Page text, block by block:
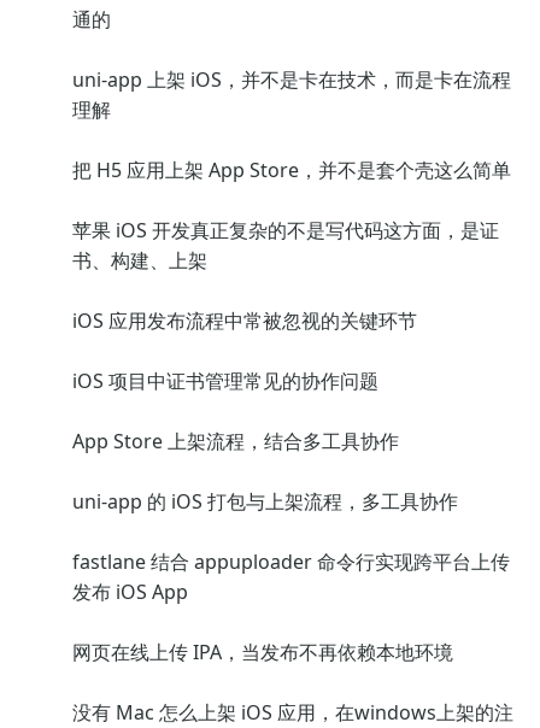
通的
uni-app 上架 iOS，并不是卡在技术，而是卡在流程
理解
把 H5 应用上架 App Store，并不是套个壳这么简单
苹果 iOS 开发真正复杂的不是写代码这方面，是证
书、构建、上架
iOS 应用发布流程中常被忽视的关键环节
iOS 项目中证书管理常见的协作问题
App Store 上架流程，结合多工具协作
uni-app 的 iOS 打包与上架流程，多工具协作
fastlane 结合 appuploader 命令行实现跨平台上传
发布 iOS App
网页在线上传 IPA，当发布不再依赖本地环境
没有 Mac 怎么上架 iOS 应用，在windows上架的注